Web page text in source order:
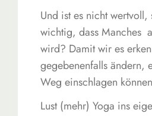
Und ist es nicht wertvoll,
wichtig, dass Manches
wird? Damit wir es
gegebenenfalls ändern,
Weg einschlagen
Lust (mehr) Yoga ins